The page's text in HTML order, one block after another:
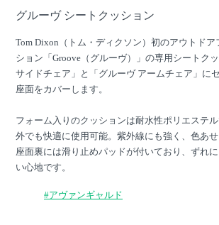
グルーヴ シートクッション
Tom Dixon（トム・ディクソン）初のアウトドア
ション「Groove（グルーヴ）」の専用シートク
サイドチェア」と「グルーヴ アームチェア」に
座面をカバーします。
フォーム入りのクッションは耐水性ポリエステ
外でも快適に使用可能。紫外線にも強く、色あせ
座面裏には滑り止めパッドが付いており、ずれ
い心地です。
#アヴァンギャルド